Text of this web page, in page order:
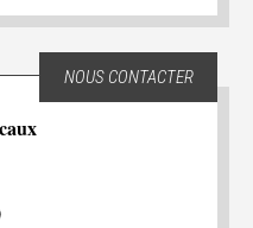
NOUS CONTACTER